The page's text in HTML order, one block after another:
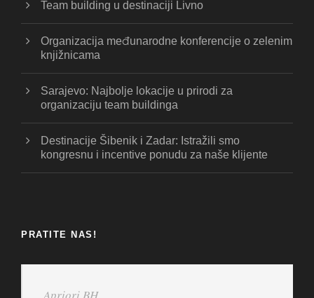
Team building u destinaciji Livno
Organizacija međunarodne konferencije o zelenim
knjižnicama
Sarajevo: Najbolje lokacije u prirodi za
organizaciju team buildinga
Destinacije Šibenik i Zadar: Istražili smo
kongresnu i incentive ponudu za naše klijente
PRATITE NAS!